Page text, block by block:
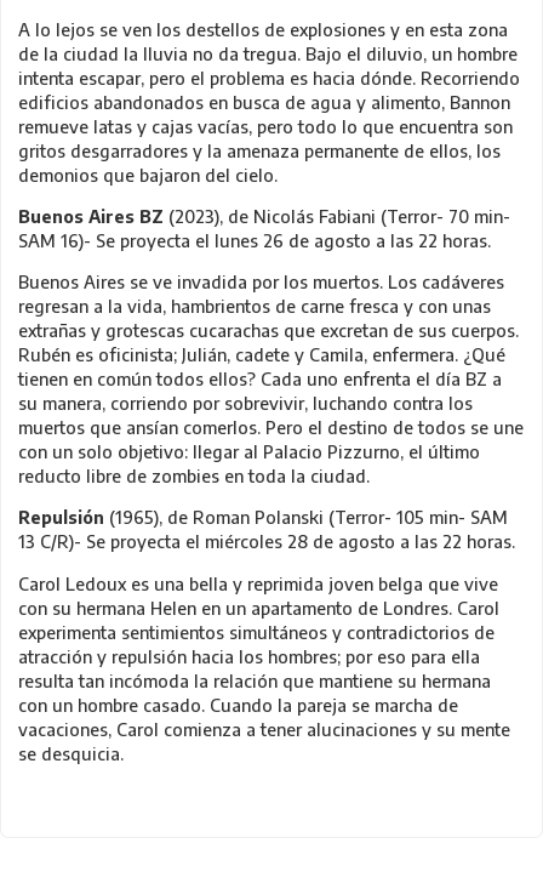
A lo lejos se ven los destellos de explosiones y en esta zona
de la ciudad la lluvia no da tregua. Bajo el diluvio, un hombre
intenta escapar, pero el problema es hacia dónde. Recorriendo
edificios abandonados en busca de agua y alimento, Bannon
remueve latas y cajas vacías, pero todo lo que encuentra son
gritos desgarradores y la amenaza permanente de ellos, los
demonios que bajaron del cielo.
Buenos Aires BZ (2023), de Nicolás Fabiani (Terror- 70 min-
SAM 16)- Se proyecta el lunes 26 de agosto a las 22 horas.
Buenos Aires se ve invadida por los muertos. Los cadáveres
regresan a la vida, hambrientos de carne fresca y con unas
extrañas y grotescas cucarachas que excretan de sus cuerpos.
Rubén es oficinista; Julián, cadete y Camila, enfermera. ¿Qué
tienen en común todos ellos? Cada uno enfrenta el día BZ a
su manera, corriendo por sobrevivir, luchando contra los
muertos que ansían comerlos. Pero el destino de todos se une
con un solo objetivo: llegar al Palacio Pizzurno, el último
reducto libre de zombies en toda la ciudad.
Repulsión (1965), de Roman Polanski (Terror- 105 min- SAM
13 C/R)- Se proyecta el miércoles 28 de agosto a las 22 horas.
Carol Ledoux es una bella y reprimida joven belga que vive
con su hermana Helen en un apartamento de Londres. Carol
experimenta sentimientos simultáneos y contradictorios de
atracción y repulsión hacia los hombres; por eso para ella
resulta tan incómoda la relación que mantiene su hermana
con un hombre casado. Cuando la pareja se marcha de
vacaciones, Carol comienza a tener alucinaciones y su mente
se desquicia.